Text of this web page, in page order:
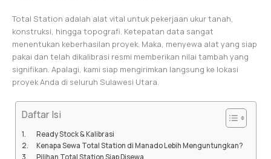
Total Station adalah alat vital untuk pekerjaan ukur tanah,
konstruksi, hingga topografi. Ketepatan data sangat
menentukan keberhasilan proyek. Maka, menyewa alat yang siap
pakai dan telah dikalibrasi resmi memberikan nilai tambah yang
signifikan. Apalagi, kami siap mengirimkan langsung ke lokasi
proyek Anda di seluruh Sulawesi Utara.
Daftar Isi
Ready Stock & Kalibrasi
Kenapa Sewa Total Station di Manado Lebih Menguntungkan?
Pilihan Total Station Siap Disewa